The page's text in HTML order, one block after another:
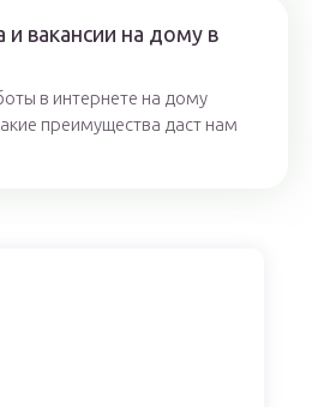
и вакансии на дому в
в интернете на дому
преимущества даст нам